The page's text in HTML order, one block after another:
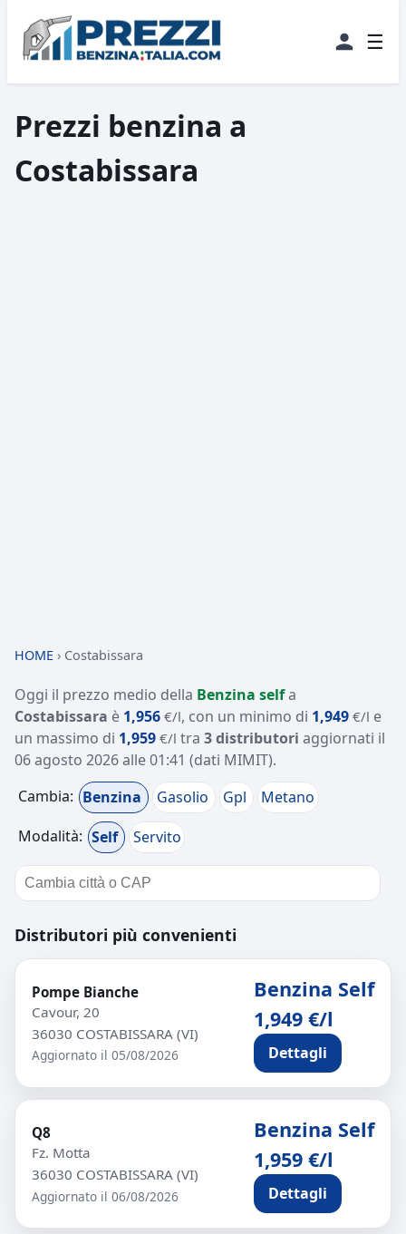
☰
Prezzi benzina a
Costabissara
HOME › Costabissara
Oggi il prezzo medio della Benzina selfa
Costabissara è 1,956 €/l, con un minimo di 1,949 €/l e
un massimo di 1,959 €/l tra 3 distributori aggiornati il
06 agosto 2026 alle 01:41 (dati MIMIT).
Cambia: Benzina Gasolio Gpl
Metano
Modalità: Self Servito
Distributori più convenienti
Pompe Bianche
Cavour, 20
36030 COSTABISSARA (VI)
Aggiornato il 05/08/2026
Benzina Self
1,949 €/l
Dettagli
Q8
Fz. Motta
36030 COSTABISSARA (VI)
Aggiornato il 06/08/2026
Benzina Self
1,959 €/l
Dettagli